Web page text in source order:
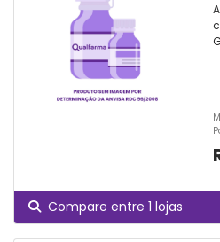
Compare entre 1 lojas